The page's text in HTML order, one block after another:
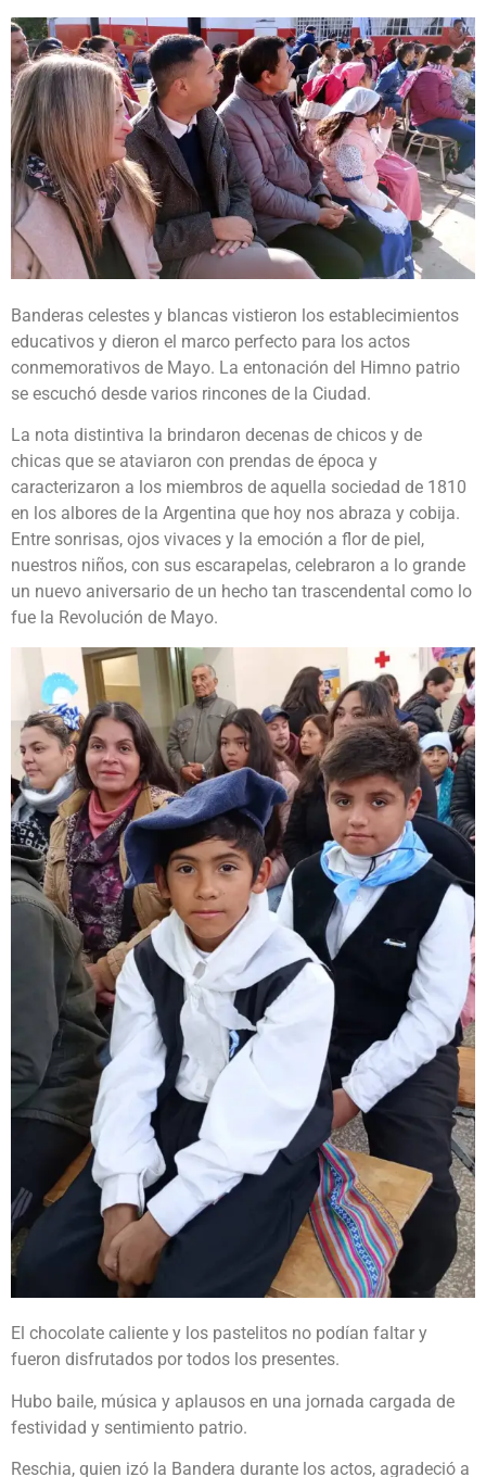
Banderas celestes y blancas vistieron los establecimientos
educativos y dieron el marco perfecto para los actos
conmemorativos de Mayo. La entonación del Himno patrio
se escuchó desde varios rincones de la Ciudad.
La nota distintiva la brindaron decenas de chicos y de
chicas que se ataviaron con prendas de época y
caracterizaron a los miembros de aquella sociedad de 1810
en los albores de la Argentina que hoy nos abraza y cobija.
Entre sonrisas, ojos vivaces y la emoción a flor de piel,
nuestros niños, con sus escarapelas, celebraron a lo grande
un nuevo aniversario de un hecho tan trascendental como lo
fue la Revolución de Mayo.
El chocolate caliente y los pastelitos no podían faltar y
fueron disfrutados por todos los presentes.
Hubo baile, música y aplausos en una jornada cargada de
festividad y sentimiento patrio.
Reschia, quien izó la Bandera durante los actos, agradeció a